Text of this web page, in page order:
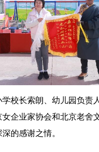
学校长索朗、幼儿园负责
企业家协会和北京老舍
的感谢之情。